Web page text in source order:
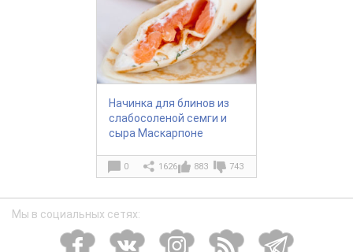
Начинка для блинов из
слабосоленой семги и
сыра Маскарпоне
0 1626 883 743
Мы в социальных сетях: